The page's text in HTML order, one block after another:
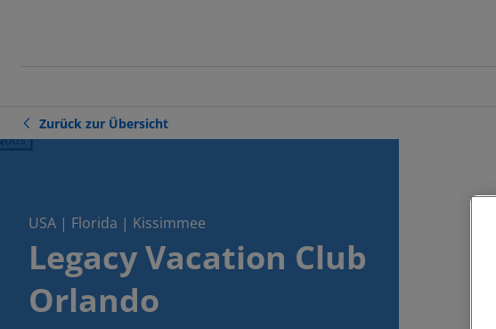
Zurück zur Übersicht
USA | Florida | Kissimmee
Legacy Vacation Club
Orlando